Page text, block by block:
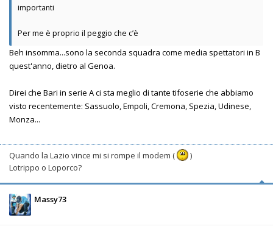
importanti
Per me è proprio il peggio che c’è
Beh insomma...sono la seconda squadra come media spettatori in B
quest'anno, dietro al Genoa.
Direi che Bari in serie A ci sta meglio di tante tifoserie che abbiamo
visto recentemente: Sassuolo, Empoli, Cremona, Spezia, Udinese,
Monza...
Quando la Lazio vince mi si rompe il modem (
)
Lotrippo o Loporco?
Massy73